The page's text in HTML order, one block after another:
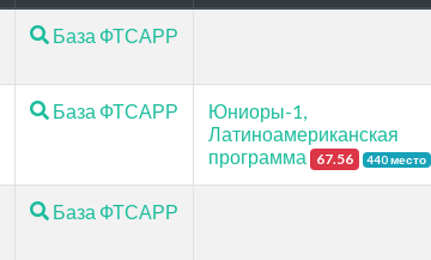
База ФТСАРР
База ФТСАРР
Юниоры-1,
Латиноамериканская
программа
67.56 440 место
База ФТСАРР